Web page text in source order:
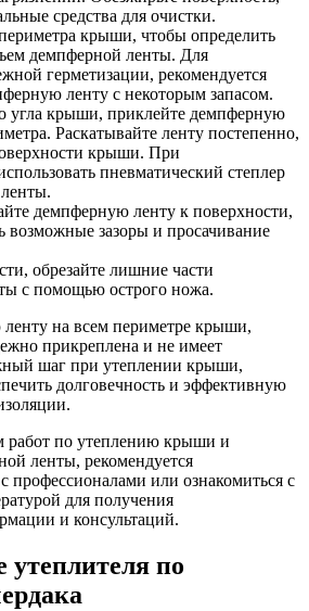
средства для очистки.
крыши, чтобы определить
демпферной ленты. Для
герметизации, рекомендуется
ленту с некоторым запасом.
угла крыши, приклейте демпферную
Раскатывайте ленту постепенно,
крыши. При
пневматический степлер
демпферную ленту к поверхности,
возможные зазоры и просачивание
обрезайте лишние части
с помощью острого ножа.
на всем периметре крыши,
прикреплена и не имеет
шаг при утеплении крыши,
долговечность и эффективную
работ по утеплению крыши и
ленты, рекомендуется
профессионалами или ознакомиться с
для получения
и консультаций.
утеплителя по